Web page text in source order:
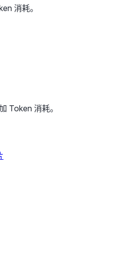
消耗。
Token 消耗。